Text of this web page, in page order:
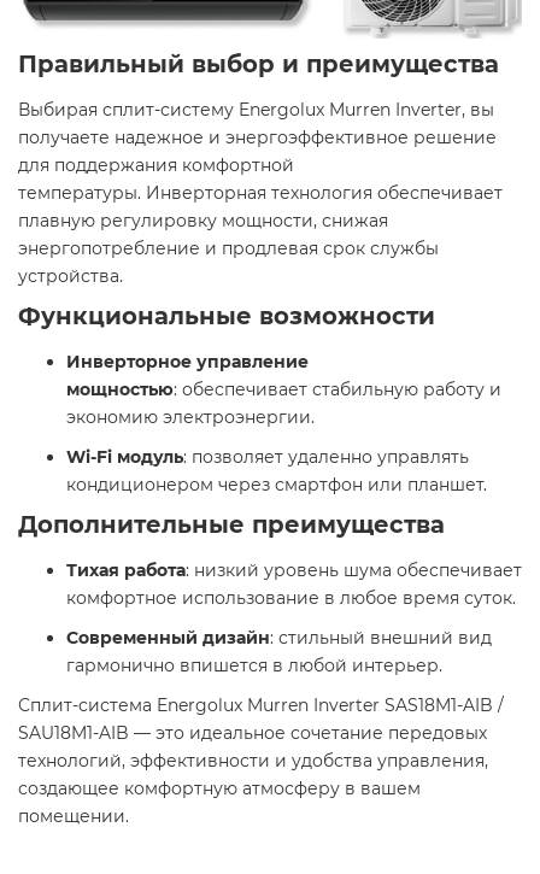
Правильный выбор и преимущества
Выбирая сплит-систему Energolux Murren Inverter, вы
получаете надежное и энергоэффективное решение
для поддержания комфортной
температуры. Инверторная технология обеспечивает
плавную регулировку мощности, снижая
энергопотребление и продлевая срок службы
устройства.​
Функциональные возможности
Инверторное управление
мощностью: обеспечивает стабильную работу и
экономию электроэнергии.​
Wi-Fi модуль: позволяет удаленно управлять
кондиционером через смартфон или планшет.​
Дополнительные преимущества
Тихая работа: низкий уровень шума обеспечивает
комфортное использование в любое время суток.​
Современный дизайн: стильный внешний вид
гармонично впишется в любой интерьер.​
Сплит-система Energolux Murren Inverter SAS18M1-AIB /
SAU18M1-AIB — это идеальное сочетание передовых
технологий, эффективности и удобства управления,
создающее комфортную атмосферу в вашем
помещении.